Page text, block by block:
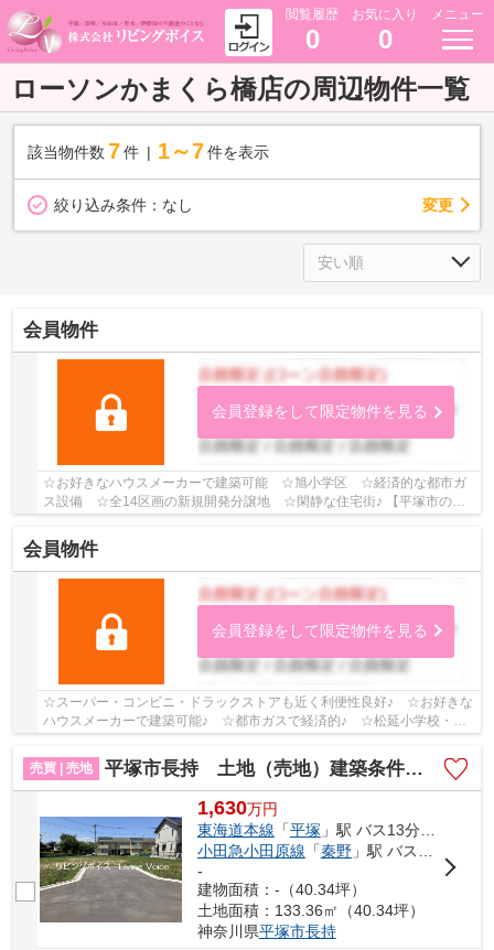
閲覧履歴
0
お気に入り
0
メニュー
ローソンかまくら橋店の周辺物件一覧
該当物件数 7件 1～7 件を表示
絞り込み条件： なし 変更
会員物件
会員登録をして限定物件を見る
☆お好きなハウスメーカーで建築可能 ☆旭小学区 ☆経済的な都市ガ
ス設備 ☆全14区画の新規開発分譲地 ☆閑静な住宅街♪ 【平塚市の土
会員物件
会員登録をして限定物件を見る
☆スーパー・コンビニ・ドラックストアも近く利便性良好♪ ☆お好きな
ハウスメーカーで建築可能♪ ☆都市ガスで経済的♪ ☆松延小学校・金
売買 | 売地
平塚市長持 土地（売地）建築条件なし 全12区画
1,630万円
東海道本線 「平塚 」駅 バス13分 「長持」 停歩4分
小田急小田原線 「秦野」駅 バス28分 「長持」 停歩4分
-
建物面積：-（40.34坪）
土地面積：133.36㎡（40.34坪）
神奈川県平塚市長持